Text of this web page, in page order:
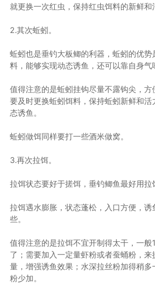
就更换一次红虫，保持红虫饵料的新鲜和
2.其次蚯蚓。
蚯蚓也是垂钓大板鲫的利器，蚯蚓的优势
料，能够实现动态诱鱼，还可以靠自身气
值得注意的是蚯蚓挂钩尽量不露钩尖，方
要及时更换蚯蚓饵料，保持蚯蚓新鲜和活
态诱鱼。
蚯蚓做饵同样要打一些酒米做窝。
3.再次拉饵。
拉饵状态要好于搓饵，垂钓鲫鱼最好用拉
拉饵遇水膨胀，状态蓬松，入口方便，诱
些。
值得注意的是拉饵不宜开制得太干，一般
了；需要加入一定量虾粉或者蚕蛹粉，来
量，增强诱鱼效果；水深拉丝粉加得稍多
粉少加。